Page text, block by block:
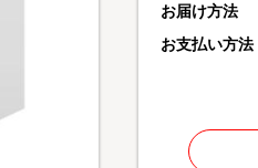
お届け方法
お支払い方法